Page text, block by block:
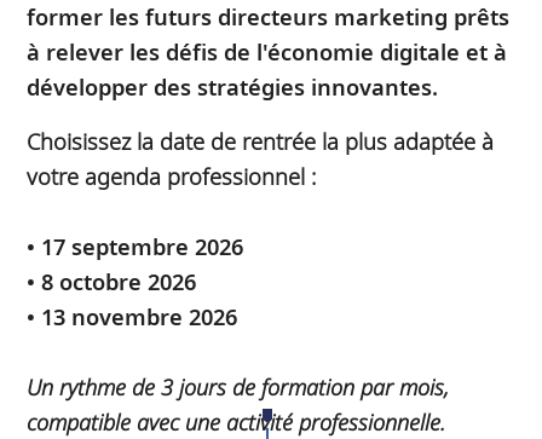
former les futurs directeurs marketing prêts
à relever les défis de l'économie digitale et à
développer des stratégies innovantes.
Choisissez la date de rentrée la plus adaptée à
votre agenda professionnel :
• 17 septembre 2026
• 8 octobre 2026
• 13 novembre 2026
Un rythme de 3 jours de formation par mois,
compatible avec une activité professionnelle.